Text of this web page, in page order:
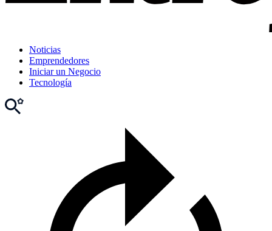
Noticias
Emprendedores
Iniciar un Negocio
Tecnología